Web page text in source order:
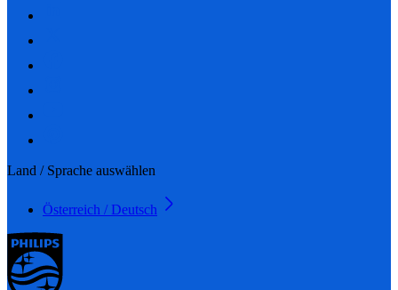
Land / Sprache auswählen
Österreich / Deutsch